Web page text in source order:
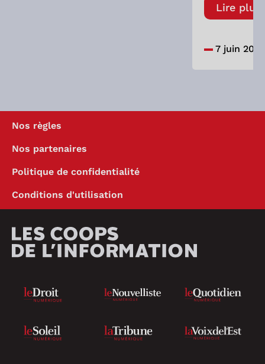
Lire plus
7 juin
Nos règles
Nos partenaires
Politique de confidentialité
Conditions d'utilisation